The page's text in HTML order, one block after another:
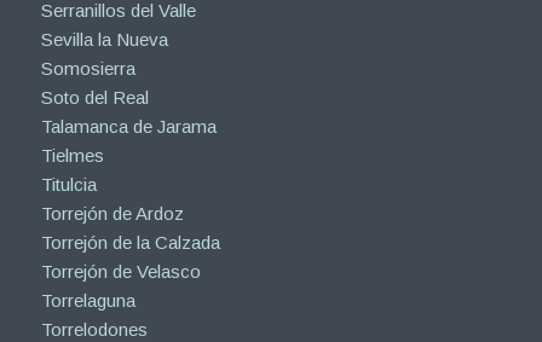
Serranillos del Valle
Sevilla la Nueva
Somosierra
Soto del Real
Talamanca de Jarama
Tielmes
Titulcia
Torrejón de Ardoz
Torrejón de la Calzada
Torrejón de Velasco
Torrelaguna
Torrelodones